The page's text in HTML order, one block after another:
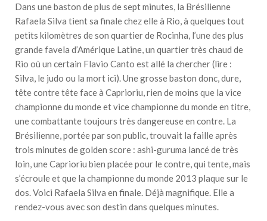
Dans une baston de plus de sept minutes, la Brésilienne
Rafaela Silva tient sa finale chez elle à Rio, à quelques tout
petits kilomètres de son quartier de Rocinha, l’une des plus
grande favela d’Amérique Latine, un quartier très chaud de
Rio où un certain Flavio Canto est allé la chercher (lire :
Silva, le judo ou la mort ici). Une grosse baston donc, dure,
tête contre tête face à Caprioriu, rien de moins que la vice
championne du monde et vice championne du monde en titre,
une combattante toujours très dangereuse en contre. La
Brésilienne, portée par son public, trouvait la faille après
trois minutes de golden score : ashi-guruma lancé de très
loin, une Caprioriu bien placée pour le contre, qui tente, mais
s’écroule et que la championne du monde 2013 plaque sur le
dos. Voici Rafaela Silva en finale. Déjà magnifique. Elle a
rendez-vous avec son destin dans quelques minutes.